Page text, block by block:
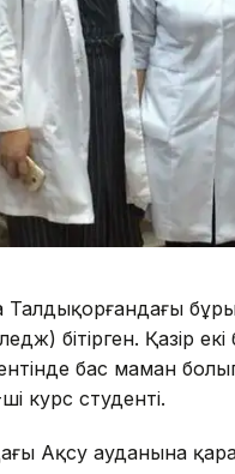
бітірген. Қазір
бас маман
курс студенті.
Ақсу ауданына